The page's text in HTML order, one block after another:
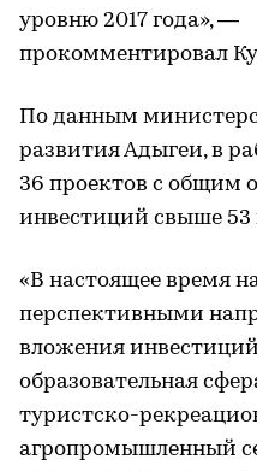
уровню 2017 года», —
прокомментировал
По данным
развития Адыгеи, в
36 проектов с общим
инвестиций свыше 53
«В настоящее время
перспективными
вложения
образовательная
туристско-
агропромышленный